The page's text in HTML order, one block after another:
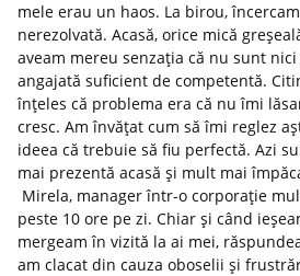
mele erau un haos. La birou,
nerezolvată. Acasă, orice mică
aveam mereu senzația că nu sunt
angajată suficient de competentă.
înțeles că problema era că nu îmi
cresc. Am învățat cum să îmi reglez
ideea că trebuie să fiu perfectă. Azi
mai prezentă acasă și mult mai
Mirela, manager într-o corporație
peste 10 ore pe zi. Chiar și când
mergeam în vizită la ai mei,
am clacat din cauza oboselii și